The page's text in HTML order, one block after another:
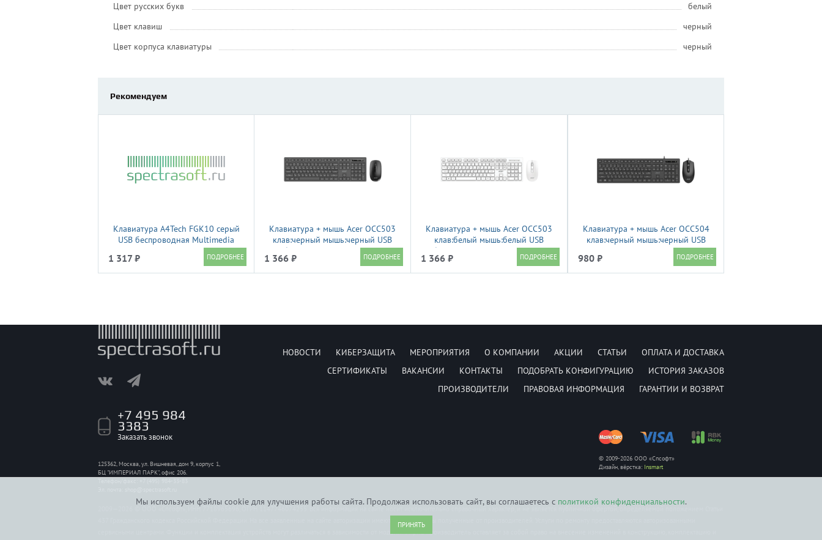
Мы используем файлы cookie для улучшения работы сайта. Продолжая использовать сайт, вы соглашаетесь с политикой конфиденциальности.
ПРИНЯТЬ
Цвет русских букв
белый
Цвет клавиш
черный
Цвет корпуса клавиатуры
черный
Рекомендуем
Клавиатура A4Tech FGK10 серый
USB беспроводная Multimedia
1 317 ₽
Клавиатура + мышь Acer OCC503
клав:черный мышь:черный USB
беспроводная Multimedia
1 366 ₽
Клавиатура + мышь Acer OCC503
клав:белый мышь:белый USB
беспроводная (ZL.ACC11.00L)
1 366 ₽
Клавиатура + мышь Acer OCC504
клав:черный мышь:черный USB
Multimedia (ZL.ACC11.00M)
980 ₽
+7 495 984
3383
Заказать звонок
125362, Москва, ул. Вишневая, дом 9, корпус 1,
БЦ "ИМПЕРИАЛ ПАРК", офис 206.
НОВОСТИ КИБЕРЗАЩИТА МЕРОПРИЯТИЯ О КОМПАНИИ АКЦИИ СТАТЬИ
ОПЛАТА И ДОСТАВКА
СЕРТИФИКАТЫ
ВАКАНСИИ КОНТАКТЫ ПОДОБРАТЬ КОНФИГУРАЦИЮ
ИСТОРИЯ ЗАКАЗОВ
ПРОИЗВОДИТЕЛИ
ПРАВОВАЯ ИНФОРМАЦИЯ ГАРАНТИИ И ВОЗВРАТ
© 2009-2026 ООО «Спсофт»
Дизайн, вёрстка: Insmart
2009—2026 © ООО «Спсофт», ИНН 7718965696, ОГРН 1147746074255. Вся информация на сайте носит исключительно справочный характер, и не является публичной офертой, определяемой положением Статьи
437 Гражданского кодекса Российской Федерации. На все заявленные на сайте авторизации имеются сертификаты полученные от производителей. Услуги по ремонту предоставляются авторизованными
сервисными центрами. Функции и комплектация устройств могут различаться в зависимости от модели. Фирма-производитель оставляет за собой право на внесение изменений в конструкцию, комплектацию и